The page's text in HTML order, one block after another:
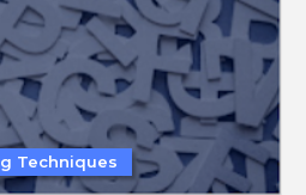
Techniques